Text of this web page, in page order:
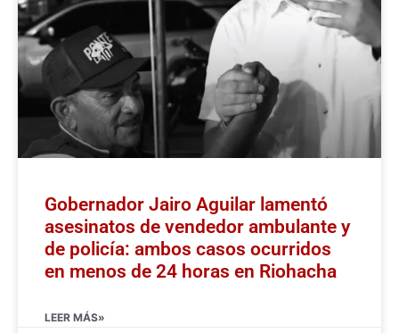
Gobernador Jairo Aguilar lamentó
asesinatos de vendedor ambulante y
de policía: ambos casos ocurridos
en menos de 24 horas en Riohacha
LEER MÁS»